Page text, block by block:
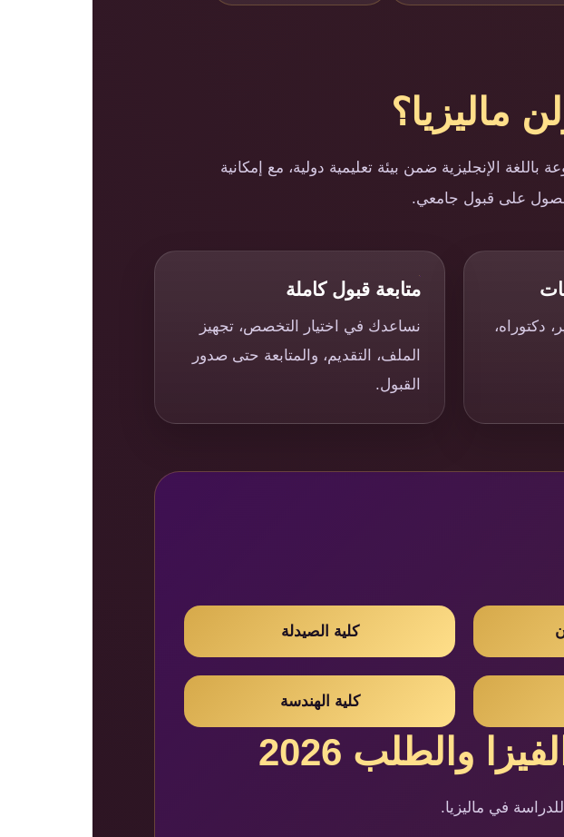
ماليزيا؟
الإنجليزية ضمن بيئة تعليمية دولية، مع إمكانية
على قبول جامعي.
دكتوراه،
متابعة قبول كاملة
نساعدك في اختيار التخصص، تجهيز
الملف، التقديم، والمتابعة حتى صدور
القبول.
كلية الصيدلة
كلية الهندسة
والطلب 2026
في ماليزيا.